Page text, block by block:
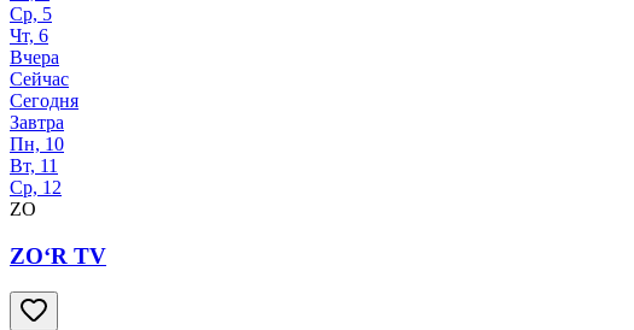
Ср, 5
Чт, 6
Вчера
Сейчас
Сегодня
Завтра
Пн, 10
Вт, 11
Ср, 12
ZO
ZO‘R TV